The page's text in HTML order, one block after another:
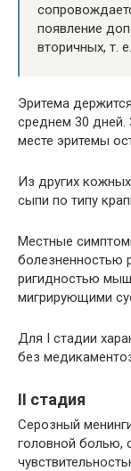
появление
вторичных, т.
Эритема
среднем 30 дней.
месте эритемы
Из других
сыпи по типу
Местные
болезненностью
ригидностью
мигрирующими
Для I стадии
без
II стадия
Серозный
головной болью,